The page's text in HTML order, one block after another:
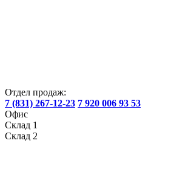
Отдел продаж:
7 (831) 267-12-23 7 920 006 93 53
Офис
Склад 1
Склад 2